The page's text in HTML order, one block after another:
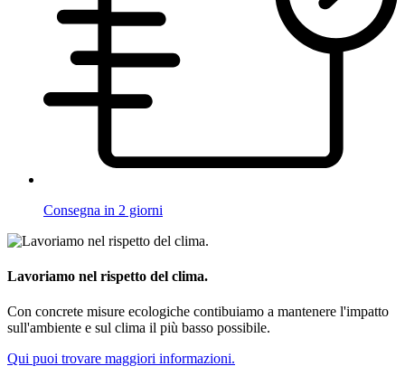
Consegna in 2 giorni
Lavoriamo nel rispetto del clima.
Con concrete misure ecologiche contibuiamo a mantenere l'impatto
sull'ambiente e sul clima il più basso possibile.
Qui puoi trovare maggiori informazioni.